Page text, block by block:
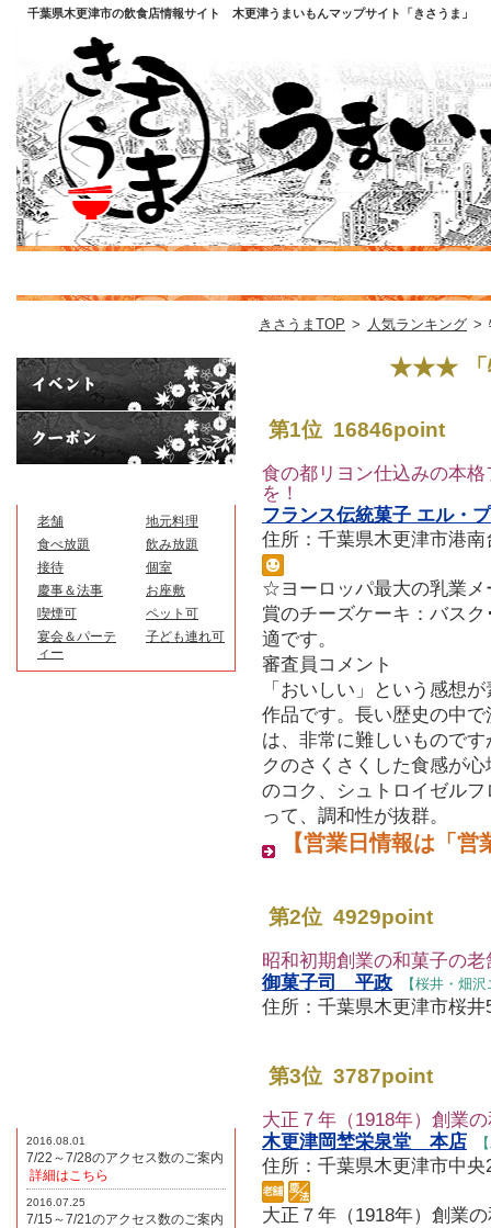
千葉県木更津市の飲食店情報サイト 木更津うまいもんマップサイト「きさうま」
老舗
地元料理
食べ放題
飲み放題
接待
個室
慶事＆法事
お座敷
喫煙可
ペット可
宴会＆パーテ
ィー
子ども連れ可
2016.08.01
7/22～7/28のアクセス数のご案内
詳細はこちら
2016.07.25
7/15～7/21のアクセス数のご案内
きさうまTOP > 人気ランキング >
★★★ 「
第1位 16846point
食の都リヨン仕込みの本
を！
フランス伝統菓子 エル・
住所：千葉県木更津市港
☆ヨーロッパ最大の乳業メ
賞のチーズケーキ：バス
適です。
審査員コメント
「おいしい」という感想
作品です。長い歴史の中
は、非常に難しいもので
クのさくさくした食感が
のコク、シュトロイゼル
って、調和性が抜群。
【営業日情報は「
第2位 4929point
昭和初期創業の和菓子の老
御菓子司 平政
【桜井・畑
住所：千葉県木更津市桜井
第3位 3787point
大正７年（1918年）創業
木更津岡埜栄泉堂 本店
住所：千葉県木更津市中央
大正７年（1918年）創業